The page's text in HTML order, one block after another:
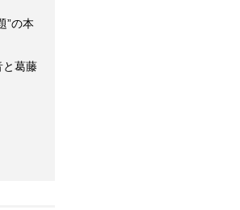
”の本
と葛藤